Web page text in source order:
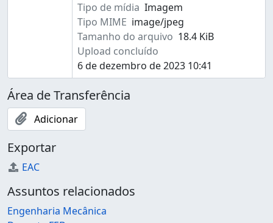
Tipo de mídia Imagem
Tipo MIME image/jpeg
Tamanho do arquivo 18.4 KiB
Upload concluído
6 de dezembro de 2023 10:41
Área de Transferência
Adicionar
Exportar
EAC
Assuntos relacionados
Engenharia Mecânica